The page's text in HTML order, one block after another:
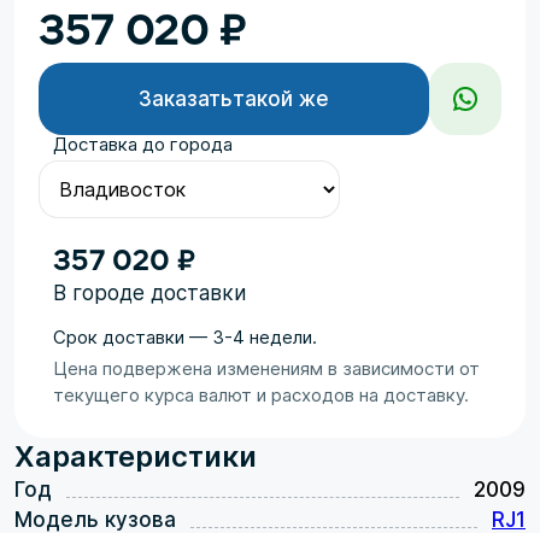
Характеристики
Год
2009
Модель кузова
RJ1
357 020 ₽
Заказатьтакой же
Доставка до города
357 020 ₽
В городе доставки
Срок доставки — 3-4 недели.
Цена подвержена изменениям в зависимости от
текущего курса валют и расходов на доставку.